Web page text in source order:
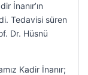
İnanır’ın
Tedavisi süren
Dr. Hüsnü
Kadir İnanır;